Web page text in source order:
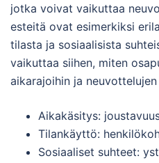
jotka voivat vaikuttaa
esteitä ovat esimerkiksi
tilasta ja sosiaalisista
vaikuttaa siihen, miten
aikarajoihin ja neuvottelujen
Aikakäsitys:
Tilankäyttö:
Sosiaaliset suhteet: